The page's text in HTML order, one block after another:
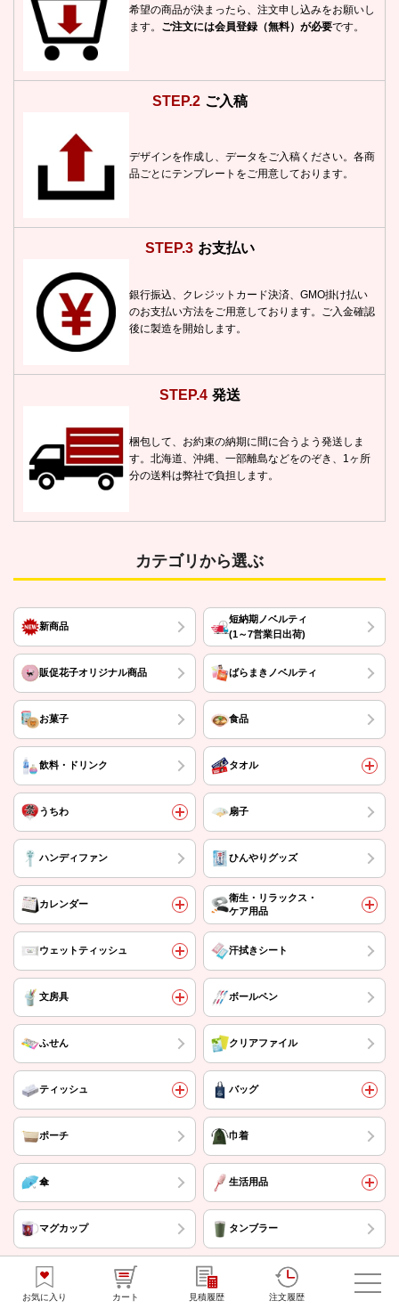
お気に入り カート 見積履歴 注文履歴
希望の商品が決まったら、注文申し込みをお願いし
ます。 ご注文には会員登録（無料）が必要です。
STEP.2 ご入稿
デザインを作成し、データをご入稿ください。各商
品ごとにテンプレートをご用意しております。
STEP.3 お支払い
銀行振込、クレジットカード決済、GMO掛け払い
のお支払い方法をご用意しております。ご入金確認
後に製造を開始します。
STEP.4 発送
梱包して、お約束の納期に間に合うよう発送しま
す。北海道、沖縄、一部離島などをのぞき、1ヶ所
分の送料は弊社で負担します。
カテゴリから選ぶ
新商品
短納期ノベルティ
(1～7営業日出荷)
販促花子オリジナル商品 ばらまきノベルティ
お菓子 食品
飲料・ドリンク タオル
うちわ 扇子
ハンディファン ひんやりグッズ
カレンダー
衛生・リラックス・
ケア用品
ウェットティッシュ 汗拭きシート
文房具 ボールペン
ふせん クリアファイル
ティッシュ バッグ
ポーチ 巾着
傘 生活用品
マグカップ タンブラー
水筒・ボトル キッチン用品